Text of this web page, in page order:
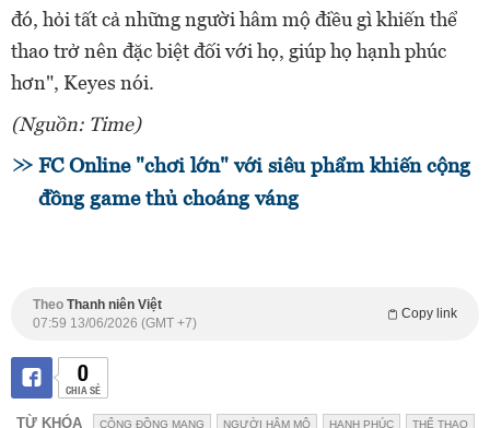
đó, hỏi tất cả những người hâm mộ điều gì khiến thể
thao trở nên đặc biệt đối với họ, giúp họ hạnh phúc
hơn", Keyes nói.
(Nguồn: Time)
FC Online "chơi lớn" với siêu phẩm khiến cộng
đồng game thủ choáng váng
Theo Thanh niên Việt
Copy link
07:59 13/06/2026 (GMT +7)
0
CHIA SẺ
TỪ KHÓA CỘNG ĐỒNG MẠNG NGƯỜI HÂM MỘ HẠNH PHÚC THỂ THAO